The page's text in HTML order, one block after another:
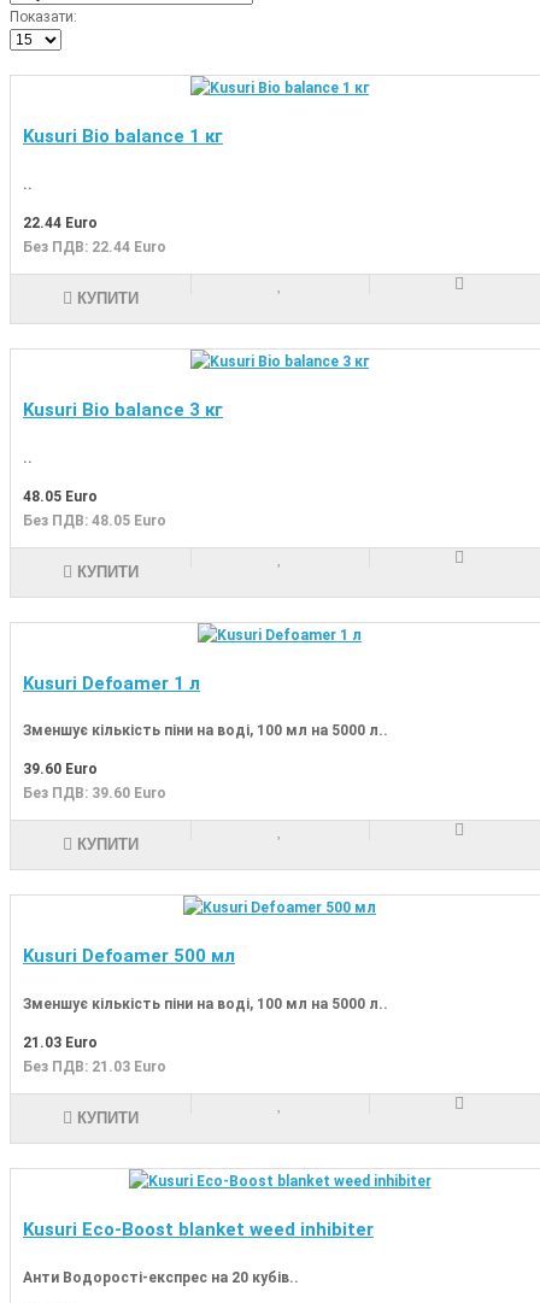
Показати:
Kusuri Bio balance 1 кг
..
22.44 Euro
Без ПДВ: 22.44 Euro
КУПИТИ
Kusuri Bio balance 3 кг
..
48.05 Euro
Без ПДВ: 48.05 Euro
КУПИТИ
Kusuri Defoamer 1 л
Зменшує кількість піни на воді, 100 мл на 5000 л..
39.60 Euro
Без ПДВ: 39.60 Euro
КУПИТИ
Kusuri Defoamer 500 мл
Зменшує кількість піни на воді, 100 мл на 5000 л..
21.03 Euro
Без ПДВ: 21.03 Euro
КУПИТИ
Kusuri Eco-Boost blanket weed inhibiter
Анти Водорості-експрес на 20 кубів..